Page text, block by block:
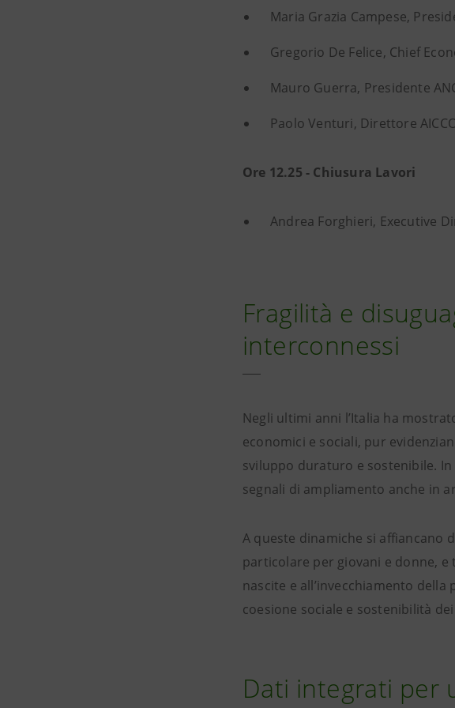
Maria Grazia Campese,
Gregorio De Felice, Chief
Mauro Guerra, Presidente
Paolo Venturi, Direttore
Ore 12.25 - Chiusura Lavori
Andrea Forghieri, Executive
Fragilità e
interconnessi
Negli ultimi anni l’Italia ha
economici e sociali, pur
sviluppo duraturo e sostenibile.
segnali di ampliamento anche in
A queste dinamiche si affiancano
particolare per giovani e donne,
nascite e all’invecchiamento
coesione sociale e sostenibilità
Dati integrati per